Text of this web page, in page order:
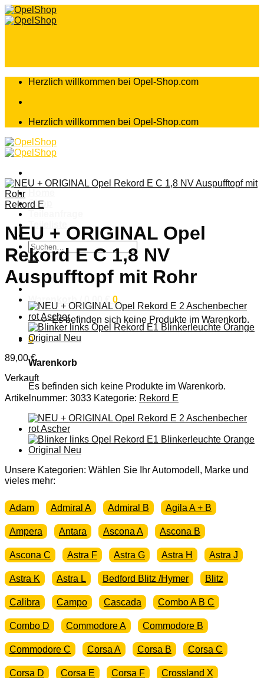
Zum
Inhalt
Herzlich willkommen bei Opel-Shop.com
Herzlich willkommen bei Opel-Shop.com
Shop
Teileliste
Suchen
nach:
Anmelden
Warenkorb /
0
Es befinden sich keine Produkte im Warenkorb.
0
Warenkorb
Es befinden sich keine Produkte im Warenkorb.
Rekord E
NEU + ORIGINAL Opel
Rekord E C 1,8 NV
Auspufftopf mit Rohr
89,00€
Verkauft
Artikelnummer: 3033 Kategorie: Rekord E
Unsere Kategorien: Wählen Sie Ihr Automodell, Marke und
vieles mehr:
Adam Admiral A Admiral B Agila A + B
Ampera Antara Ascona A Ascona B
Ascona C Astra F Astra G Astra H Astra J
Astra K Astra L Bedford Blitz /Hymer Blitz
Calibra Campo Cascada Combo A B C
Combo D Commodore A Commodore B
Commodore C Corsa A Corsa B Corsa C
Corsa D Corsa E Corsa F Crossland X